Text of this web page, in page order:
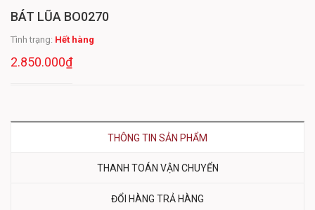
BÁT LŨA BO0270
Tình trạng: Hết hàng
2.850.000₫
THÔNG TIN SẢN PHẨM
THANH TOÁN VẬN CHUYỂN
ĐỔI HÀNG TRẢ HÀNG